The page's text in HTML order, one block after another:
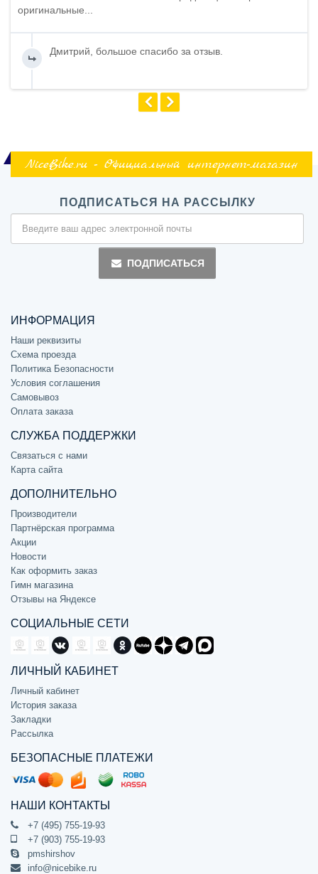
оригинальные...
Дмитрий, большое спасибо за отзыв.
NiceBike.ru - Официальный интернет-магазин
ПОДПИСАТЬСЯ НА РАССЫЛКУ
ПОДПИСАТЬСЯ
ИНФОРМАЦИЯ
Наши реквизиты
Схема проезда
Политика Безопасности
Условия соглашения
Самовывоз
Оплата заказа
СЛУЖБА ПОДДЕРЖКИ
Связаться с нами
Карта сайта
ДОПОЛНИТЕЛЬНО
Производители
Партнёрская программа
Акции
Новости
Как оформить заказ
Гимн магазина
Отзывы на Яндексе
СОЦИАЛЬНЫЕ СЕТИ
ЛИЧНЫЙ КАБИНЕТ
Личный кабинет
История заказа
Закладки
Рассылка
БЕЗОПАСНЫЕ ПЛАТЕЖИ
НАШИ КОНТАКТЫ
+7 (495) 755-19-93
+7 (903) 755-19-93
pmshirshov
info@nicebike.ru